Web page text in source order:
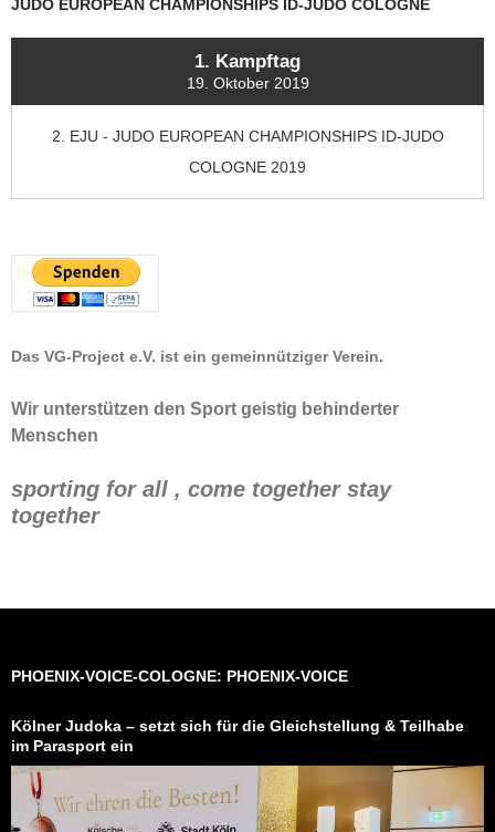
JUDO EUROPEAN CHAMPIONSHIPS ID-JUDO COLOGNE
1. Kampftag
19. Oktober 2019
2. EJU - JUDO EUROPEAN CHAMPIONSHIPS ID-JUDO
COLOGNE 2019
Das VG-Project e.V. ist ein gemeinnütziger Verein.
Wir unterstützen den Sport geistig behinderter
Menschen
sporting for all , come together stay
together
PHOENIX-VOICE-COLOGNE: PHOENIX-VOICE
Kölner Judoka – setzt sich für die Gleichstellung & Teilhabe
im Parasport ein